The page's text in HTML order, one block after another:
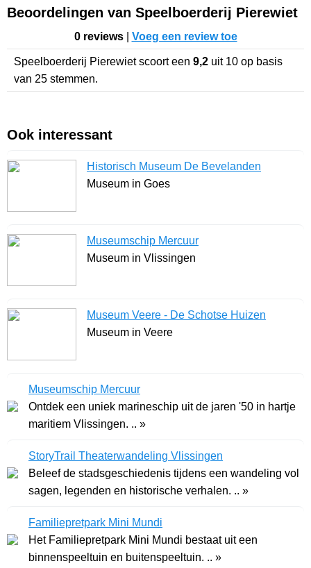
Beoordelingen van Speelboerderij Pierewiet
0 reviews| Voeg een review toe
Speelboerderij Pierewietscoort een 9,2 uit 10 op basis
van 25 stemmen.
Ook interessant
Historisch Museum De Bevelanden
Museum in Goes
Museumschip Mercuur
Museum in Vlissingen
Museum Veere - De Schotse Huizen
Museum in Veere
Museumschip Mercuur
Ontdek een uniek marineschip uit de jaren '50 in hartje
maritiem Vlissingen. .. »
StoryTrail Theaterwandeling Vlissingen
Beleef de stadsgeschiedenis tijdens een wandeling vol
sagen, legenden en historische verhalen. .. »
Familiepretpark Mini Mundi
Het Familiepretpark Mini Mundi bestaat uit een
binnenspeeltuin en buitenspeeltuin. .. »